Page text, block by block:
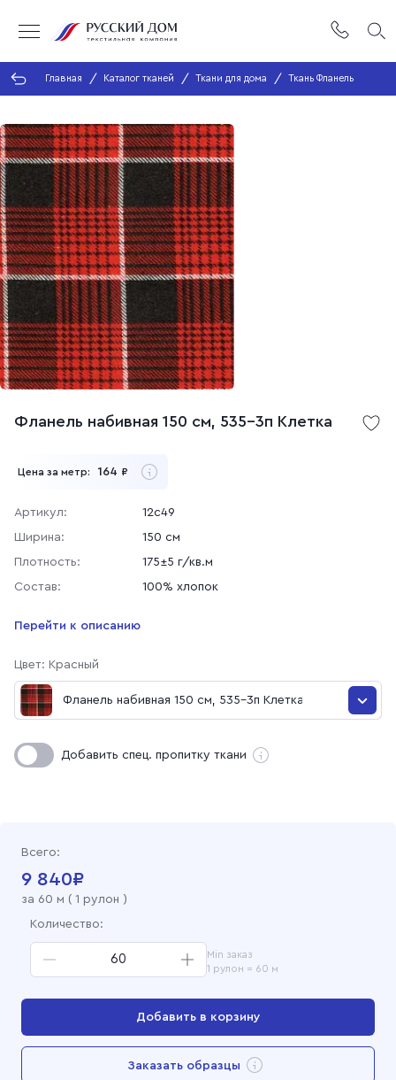
Главная Каталог тканей Ткани для дома Ткань Фланель
Фланель набивная 150 см, 535-3п Клетка
Цена за метр: 164 ₽
Артикул:
12с49
Ширина:
150 см
Плотность:
175±5 г/кв.м
Состав:
100% хлопок
Перейти к описанию
Цвет: Красный
Фланель набивная 150 см, 535-3п Клетка
Фланель набивная 150 см, 758-3 Клетка
Фланель набивная 150 см, 535-3п Клетка
Фланель набивная 150 см, 186-1п Клетка
Фланель набивная 150 см, 186-2п Клетка
Фланель набивная 150 см, 763-3 Клетка
Добавить спец. пропитку ткани
Всего:
9 840₽
за 60 м ( 1 рулон )
Количество:
Min заказ
1 рулон = 60 м
Добавить в корзину
Перейти в корзину
Заказать образцы